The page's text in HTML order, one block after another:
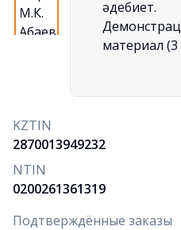
KZTIN
2870013949232
NTIN
0200261361319
Подтверждённые заказы